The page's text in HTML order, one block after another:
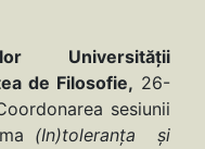
Universităţii
de Filosofie, 26-
sesiunii
(In)toleranţa şi